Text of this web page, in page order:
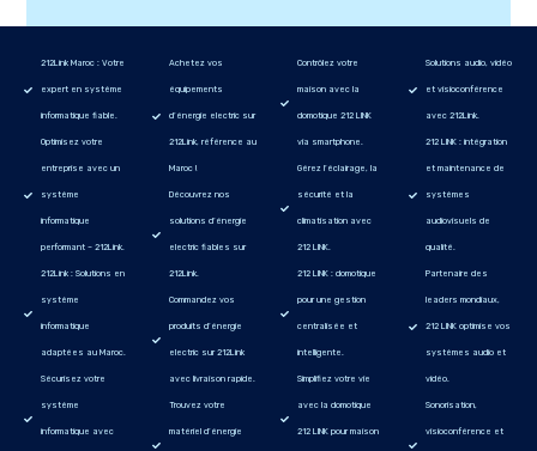
212Link Maroc : Votre
expert en système
informatique fiable.
Optimisez votre
entreprise avec un
système
informatique
performant – 212Link.
212Link : Solutions en
système
informatique
adaptées au Maroc.
Sécurisez votre
système
informatique avec
Achetez vos
équipements
d’énergie electric sur
212Link, référence au
Maroc !
Découvrez nos
solutions d’énergie
electric fiables sur
212Link.
Commandez vos
produits d’énergie
electric sur 212Link
avec livraison rapide.
Trouvez votre
matériel d’énergie
Contrôlez votre
maison avec la
domotique 212 LINK
via smartphone.
Gérez l’éclairage, la
sécurité et la
climatisation avec
212 LINK.
212 LINK : domotique
pour une gestion
centralisée et
intelligente.
Simplifiez votre vie
avec la domotique
212 LINK pour maison
Solutions audio, vidéo
et visioconférence
avec 212Link.
212 LINK : intégration
et maintenance de
systèmes
audiovisuels de
qualité.
Partenaire des
leaders mondiaux,
212 LINK optimise vos
systèmes audio et
vidéo.
Sonorisation,
visioconférence et